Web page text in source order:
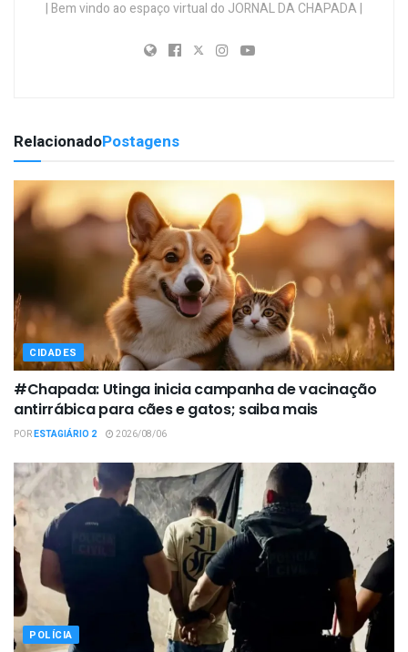
| Bem vindo ao espaço virtual do JORNAL DA CHAPADA |
RelacionadoPostagens
CIDADES
#Chapada: Utinga inicia campanha de vacinação
antirrábica para cães e gatos; saiba mais
PORESTAGIÁRIO 2 2026/08/06
POLÍCIA